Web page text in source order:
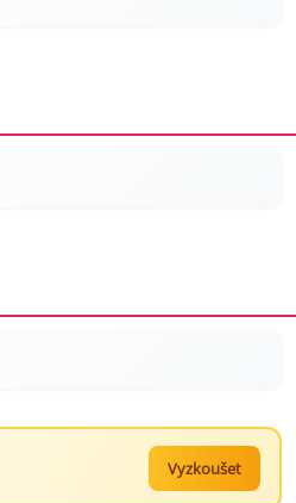
Vyzkoušet